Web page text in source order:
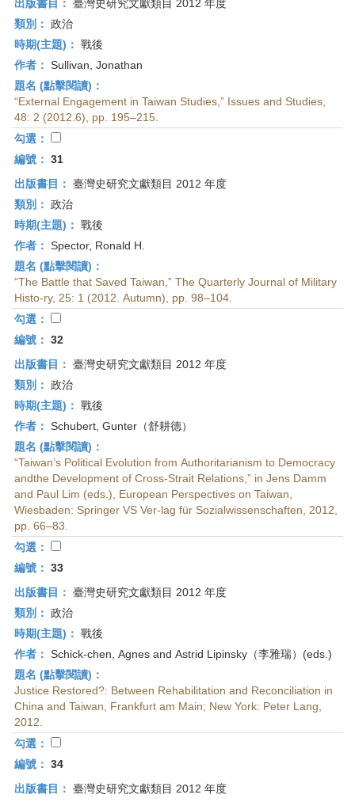
出版書目： 臺灣史研究文獻類目 2012 年度
類別： 政治
時期(主題)： 戰後
作者： Sullivan, Jonathan
題名 (點擊閱讀)：
“External Engagement in Taiwan Studies,” Issues and Studies,
48: 2 (2012.6), pp. 195–215.
勾選：
編號： 31
出版書目： 臺灣史研究文獻類目 2012 年度
類別： 政治
時期(主題)： 戰後
作者： Spector, Ronald H.
題名 (點擊閱讀)：
“The Battle that Saved Taiwan,” The Quarterly Journal of Military
Histo-ry, 25: 1 (2012. Autumn), pp. 98–104.
勾選：
編號： 32
出版書目： 臺灣史研究文獻類目 2012 年度
類別： 政治
時期(主題)： 戰後
作者： Schubert, Gunter（舒耕德）
題名 (點擊閱讀)：
“Taiwan’s Political Evolution from Authoritarianism to Democracy
andthe Development of Cross-Strait Relations,” in Jens Damm
and Paul Lim (eds.), European Perspectives on Taiwan,
Wiesbaden: Springer VS Ver-lag für Sozialwissenschaften, 2012,
pp. 66–83.
勾選：
編號： 33
出版書目： 臺灣史研究文獻類目 2012 年度
類別： 政治
時期(主題)： 戰後
作者： Schick-chen, Agnes and Astrid Lipinsky（李雅瑞）(eds.)
題名 (點擊閱讀)：
Justice Restored?: Between Rehabilitation and Reconciliation in
China and Taiwan, Frankfurt am Main; New York: Peter Lang,
2012.
勾選：
編號： 34
出版書目： 臺灣史研究文獻類目 2012 年度